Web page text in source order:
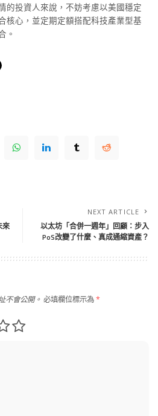
的投資人來說，不妨考慮以美國穩定
核心，並定期定額搭配科技產業型基
。
來
NEXT ARTICLE
以太坊「合併一週年」回顧：步入
PoS改變了什麼、真成通縮資產？
不會公開。 必填欄位標示為*